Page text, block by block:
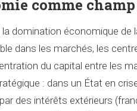
comme
la domination économique
dans les marchés, les
du capital entre les
: dans un État en
des intérêts extérieurs